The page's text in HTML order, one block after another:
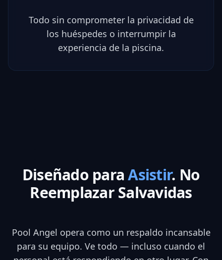
Todo sin comprometer la privacidad de
los huéspedes o interrumpir la
experiencia de la piscina.
Diseñado para Asistir. No
Reemplazar Salvavidas
Pool Angel opera como un respaldo incansable
para su equipo. Ve todo — incluso cuando el